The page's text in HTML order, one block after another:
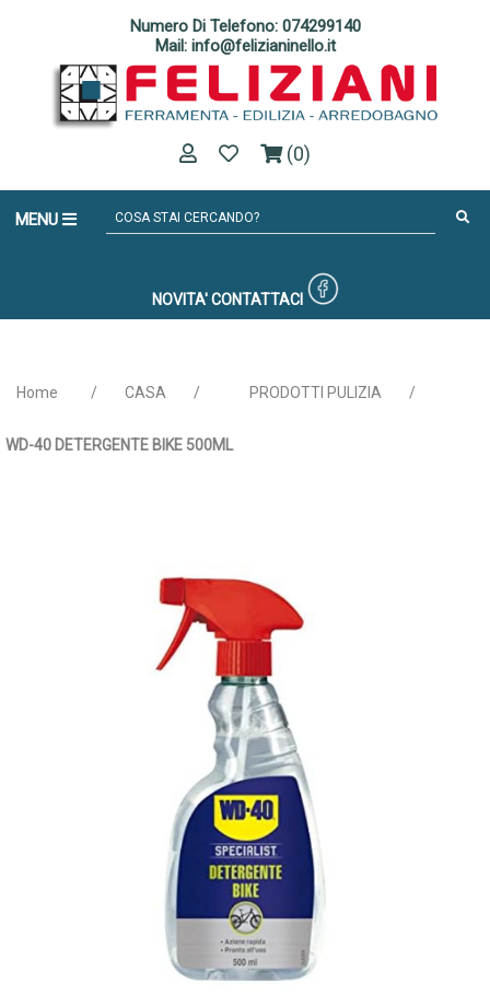
Numero Di Telefono: 074299140
Mail: info@felizianinello.it
(0)
MENU
NOVITA' CONTATTACI
Home / CASA / PRODOTTI PULIZIA /
WD-40 DETERGENTE BIKE 500ML